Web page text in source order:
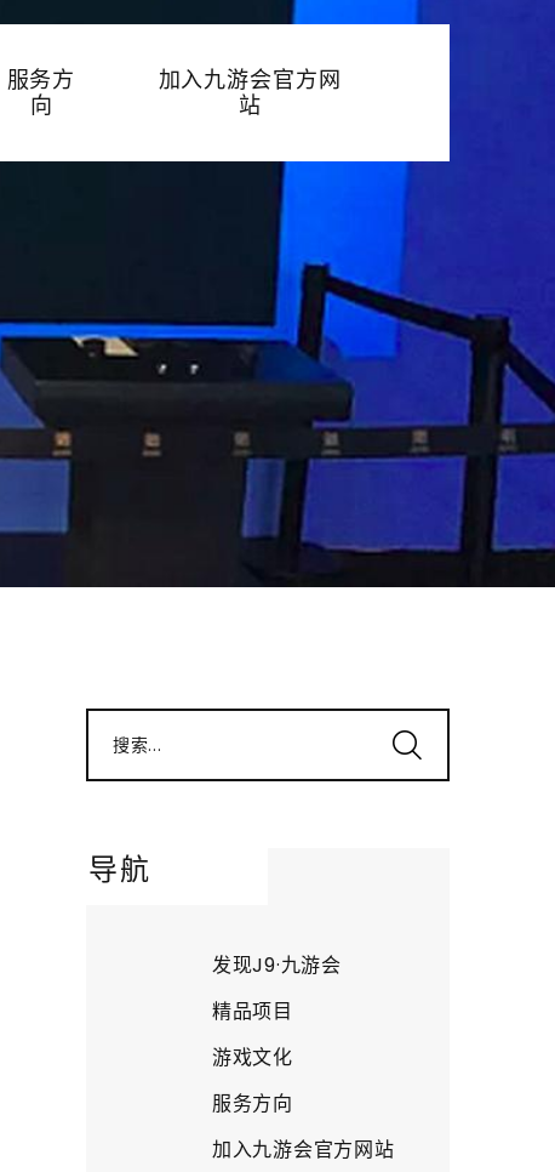
服务方
向
加入九游会官方网
站
搜索...
导航
发现J9·九游会
精品项目
游戏文化
服务方向
加入九游会官方网站